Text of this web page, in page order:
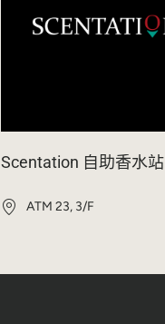
Scentation 自助香水站
ATM 23, 3/F